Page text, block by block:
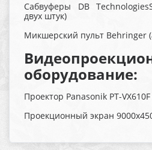
Сабвуферы DB
двух штук)
Микшерский пульт Behringer
оборудование:
Проектор Panasonik PT-
Проекционный экран